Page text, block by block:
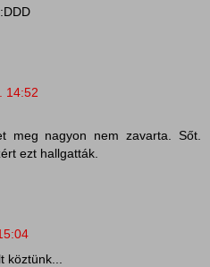
14:52
meg nagyon nem zavarta. Sőt.
ezt hallgatták.